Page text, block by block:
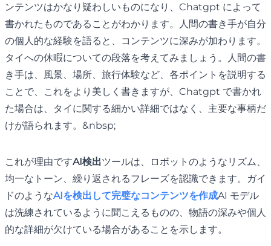
ンテンツはかなり疑わしいものになり、Chatgpt によって
書かれたものであることがわかります。人間の書き手が自分
の個人的な経験を語ると、コンテンツに深みが加わります。
タイへの休暇についての段落を考えてみましょう。人間の書
き手は、風景、場所、旅行体験など、各ポイントを説明する
ことで、これをより美しく書きますが、Chatgpt で書かれ
た場合は、タイに関する細かい詳細ではなく、主要な事柄だ
けが語られます。&nbsp;
これが理由ですAI検出ツールは、ロボットのようなリズム、
均一なトーン、繰り返されるフレーズを認識できます。ガイ
ドのようなAIを検出して完璧なコンテンツを作成AI モデル
は洗練されているように聞こえるものの、物語の深みや個人
的な詳細が欠けている場合があることを示します。